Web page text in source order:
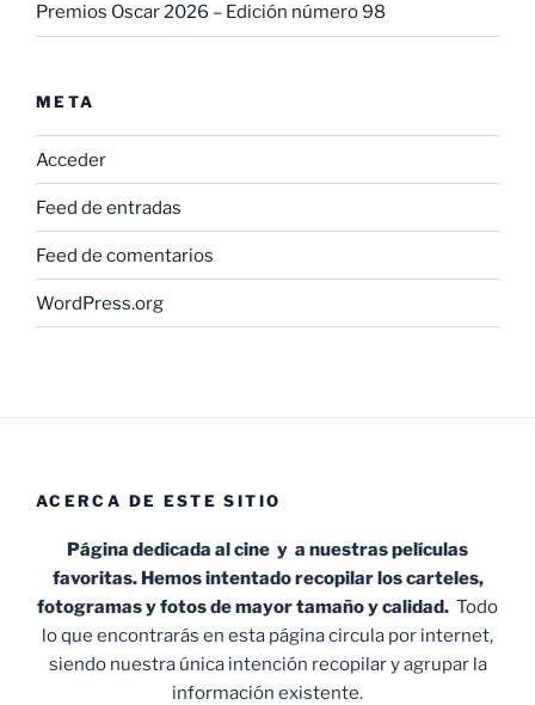
Premios Oscar 2026 – Edición número 98
META
Acceder
Feed de entradas
Feed de comentarios
WordPress.org
ACERCA DE ESTE SITIO
Página dedicada al cine y a nuestras películas
favoritas. Hemos intentado recopilar los carteles,
fotogramas y fotos de mayor tamaño y calidad. Todo
lo que encontrarás en esta página circula por internet,
siendo nuestra única intención recopilar y agrupar la
información existente.